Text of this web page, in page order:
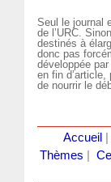
Seul le journal
de l’URC.
destinés à
donc pas
développée
en fin
de nourrir le
Accueil
Thèmes